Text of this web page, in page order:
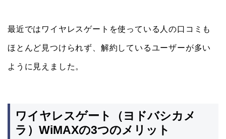
最近ではワイヤレスゲートを使っている人の口コミも
ほとんど見つけられず、解約しているユーザーが多い
ように見えました。
ワイヤレスゲート（ヨドバシカメ
ラ）WiMAXの3つのメリット